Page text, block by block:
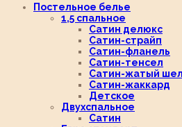
Постельное белье
1,5 спальное
Сатин делюкс
Сатин-страйп
Сатин-фланель
Сатин-тенсел
Сатин-жатый
Сатин-жаккард
Детское
Двухспальное
Сатин